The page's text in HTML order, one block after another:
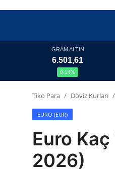
Altın Fiyatları
Döviz Kurları
GRAM ALTIN
6.501,61
0,14%
Tiko Para Döviz Kurları
EURO (EUR)
Euro
2026)